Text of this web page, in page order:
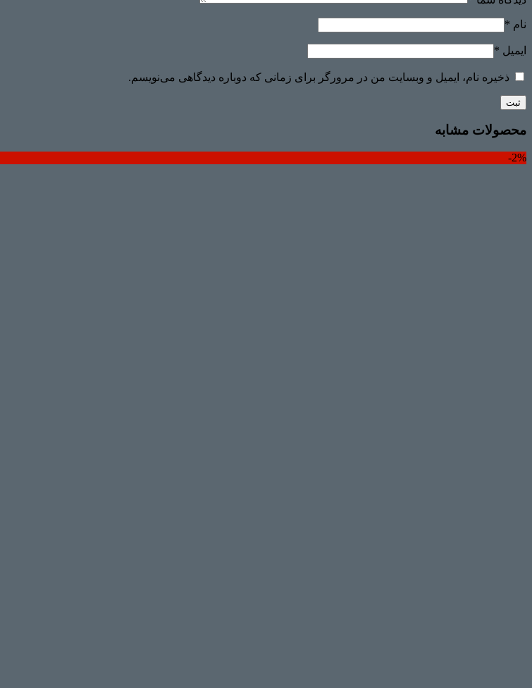
نام *
ایمیل *
ذخیره نام، ایمیل و وبسایت من در مرورگر برای زمانی که دوباره دیدگاهی می‌نویسم.
محصولات مشابه
2%-